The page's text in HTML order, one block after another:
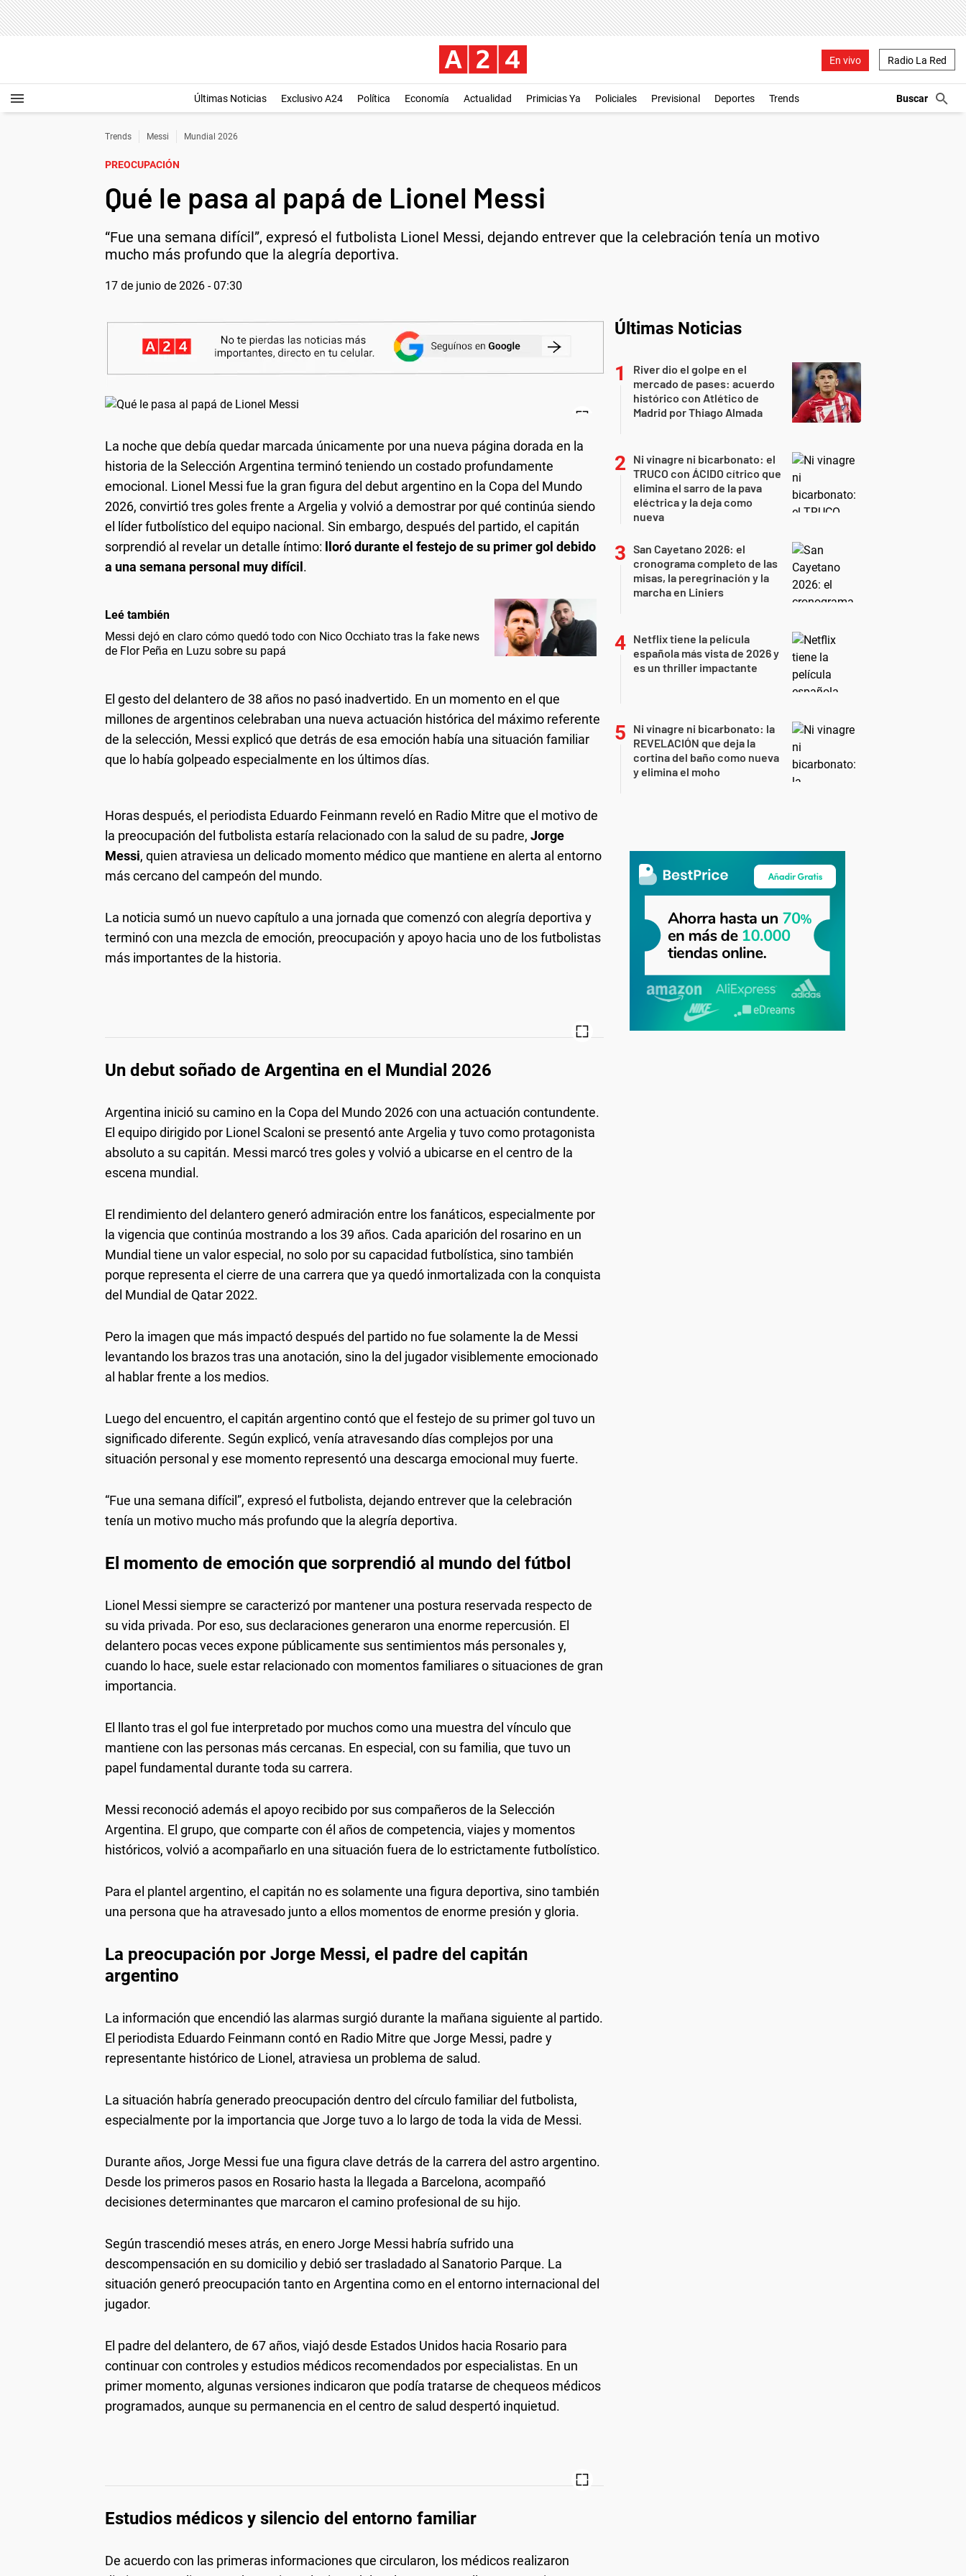
En vivo Radio La Red
Últimas Noticias Exclusivo A24 Política Economía Actualidad Primicias Ya Policiales Previsional Deportes Trends
Trends Messi Mundial 2026
PREOCUPACIÓN
Qué le pasa al papá de Lionel Messi
“Fue una semana difícil”, expresó el futbolista Lionel Messi, dejando entrever que la celebración tenía un motivo
mucho más profundo que la alegría deportiva.
17 de junio de 2026 - 07:30
La noche que debía quedar marcada únicamente por una nueva página dorada en la
historia de la Selección Argentina terminó teniendo un costado profundamente
emocional. Lionel Messi fue la gran figura del debut argentino en la Copa del Mundo
2026, convirtió tres goles frente a Argelia y volvió a demostrar por qué continúa siendo
el líder futbolístico del equipo nacional. Sin embargo, después del partido, el capitán
sorprendió al revelar un detalle íntimo: lloró durante el festejo de su primer gol debido
a una semana personal muy difícil.
Leé también
Messi dejó en claro cómo quedó todo con Nico Occhiato tras la fake news
de Flor Peña en Luzu sobre su papá
El gesto del delantero de 38 años no pasó inadvertido. En un momento en el que
millones de argentinos celebraban una nueva actuación histórica del máximo referente
de la selección, Messi explicó que detrás de esa emoción había una situación familiar
que lo había golpeado especialmente en los últimos días.
Horas después, el periodista Eduardo Feinmann reveló en Radio Mitre que el motivo de
la preocupación del futbolista estaría relacionado con la salud de su padre, Jorge
Messi, quien atraviesa un delicado momento médico que mantiene en alerta al entorno
más cercano del campeón del mundo.
La noticia sumó un nuevo capítulo a una jornada que comenzó con alegría deportiva y
terminó con una mezcla de emoción, preocupación y apoyo hacia uno de los futbolistas
más importantes de la historia.
Un debut soñado de Argentina en el Mundial 2026
Argentina inició su camino en la Copa del Mundo 2026 con una actuación contundente.
El equipo dirigido por Lionel Scaloni se presentó ante Argelia y tuvo como protagonista
absoluto a su capitán. Messi marcó tres goles y volvió a ubicarse en el centro de la
escena mundial.
El rendimiento del delantero generó admiración entre los fanáticos, especialmente por
la vigencia que continúa mostrando a los 39 años. Cada aparición del rosarino en un
Mundial tiene un valor especial, no solo por su capacidad futbolística, sino también
porque representa el cierre de una carrera que ya quedó inmortalizada con la conquista
del Mundial de Qatar 2022.
Pero la imagen que más impactó después del partido no fue solamente la de Messi
levantando los brazos tras una anotación, sino la del jugador visiblemente emocionado
al hablar frente a los medios.
Luego del encuentro, el capitán argentino contó que el festejo de su primer gol tuvo un
significado diferente. Según explicó, venía atravesando días complejos por una
situación personal y ese momento representó una descarga emocional muy fuerte.
“Fue una semana difícil”, expresó el futbolista, dejando entrever que la celebración
tenía un motivo mucho más profundo que la alegría deportiva.
El momento de emoción que sorprendió al mundo del fútbol
Lionel Messi siempre se caracterizó por mantener una postura reservada respecto de
su vida privada. Por eso, sus declaraciones generaron una enorme repercusión. El
delantero pocas veces expone públicamente sus sentimientos más personales y,
cuando lo hace, suele estar relacionado con momentos familiares o situaciones de gran
importancia.
El llanto tras el gol fue interpretado por muchos como una muestra del vínculo que
mantiene con las personas más cercanas. En especial, con su familia, que tuvo un
papel fundamental durante toda su carrera.
Messi reconoció además el apoyo recibido por sus compañeros de la Selección
Argentina. El grupo, que comparte con él años de competencia, viajes y momentos
históricos, volvió a acompañarlo en una situación fuera de lo estrictamente futbolístico.
Para el plantel argentino, el capitán no es solamente una figura deportiva, sino también
una persona que ha atravesado junto a ellos momentos de enorme presión y gloria.
La preocupación por Jorge Messi, el padre del capitán
argentino
La información que encendió las alarmas surgió durante la mañana siguiente al partido.
El periodista Eduardo Feinmann contó en Radio Mitre que Jorge Messi, padre y
representante histórico de Lionel, atraviesa un problema de salud.
La situación habría generado preocupación dentro del círculo familiar del futbolista,
especialmente por la importancia que Jorge tuvo a lo largo de toda la vida de Messi.
Durante años, Jorge Messi fue una figura clave detrás de la carrera del astro argentino.
Desde los primeros pasos en Rosario hasta la llegada a Barcelona, acompañó
decisiones determinantes que marcaron el camino profesional de su hijo.
Según trascendió meses atrás, en enero Jorge Messi habría sufrido una
descompensación en su domicilio y debió ser trasladado al Sanatorio Parque. La
situación generó preocupación tanto en Argentina como en el entorno internacional del
jugador.
El padre del delantero, de 67 años, viajó desde Estados Unidos hacia Rosario para
continuar con controles y estudios médicos recomendados por especialistas. En un
primer momento, algunas versiones indicaron que podía tratarse de chequeos médicos
programados, aunque su permanencia en el centro de salud despertó inquietud.
Estudios médicos y silencio del entorno familiar
De acuerdo con las primeras informaciones que circularon, los médicos realizaron
Últimas Noticias
River dio el golpe en el
mercado de pases: acuerdo
histórico con Atlético de
Madrid por Thiago Almada
Ni vinagre ni bicarbonato: el
TRUCO con ÁCIDO cítrico que
elimina el sarro de la pava
eléctrica y la deja como
nueva
San Cayetano 2026: el
cronograma completo de las
misas, la peregrinación y la
marcha en Liniers
Netflix tiene la película
española más vista de 2026 y
es un thriller impactante
Ni vinagre ni bicarbonato: la
REVELACIÓN que deja la
cortina del baño como nueva
y elimina el moho